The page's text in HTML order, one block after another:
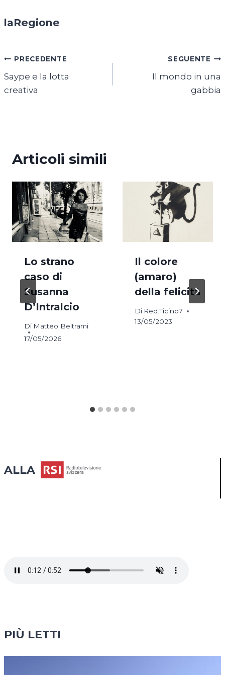
laRegione
Navigazione
articoli
PRECEDENTE
Saype e la lotta
creativa
SEGUENTE
Il mondo in una
gabbia
Articoli simili
Lo strano
caso di
Susanna
D’Intralcio
Di Matteo Beltrami
17/05/2026
Il colore
(amaro)
della felicità
Di Red.Ticino7
13/05/2023
ALLA
PIÙ LETTI